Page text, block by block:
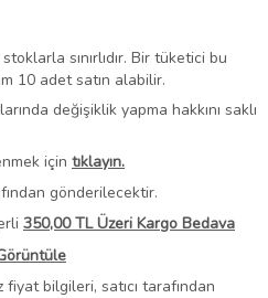
sınırlıdır. Bir tüketici bu
10 adet satın alabilir.
değişiklik yapma hakkını saklı
için tıklayın.
gönderilecektir.
350,00 TL Üzeri Kargo Bedava
bilgileri, satıcı tarafından